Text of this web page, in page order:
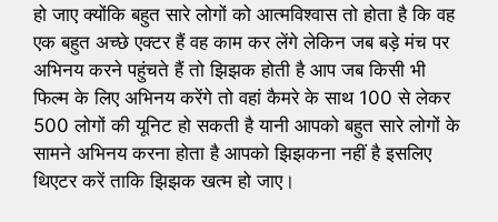
हो जाए क्योंकि बहुत सारे लोगों को आत्मविश्वास तो होता है कि वह
एक बहुत अच्छे एक्टर हैं वह काम कर लेंगे लेकिन जब बड़े मंच पर
अभिनय करने पहुंचते हैं तो झिझक होती है आप जब किसी भी
फिल्म के लिए अभिनय करेंगे तो वहां कैमरे के साथ 100 से लेकर
500 लोगों की यूनिट हो सकती है यानी आपको बहुत सारे लोगों के
सामने अभिनय करना होता है आपको झिझकना नहीं है इसलिए
थिएटर करें ताकि झिझक खत्म हो जाए।